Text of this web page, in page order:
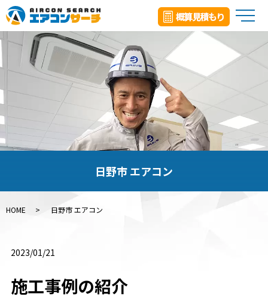
メ
日野市 エアコン
HOME 日野市 エアコン
2023/01/21
施工事例の紹介